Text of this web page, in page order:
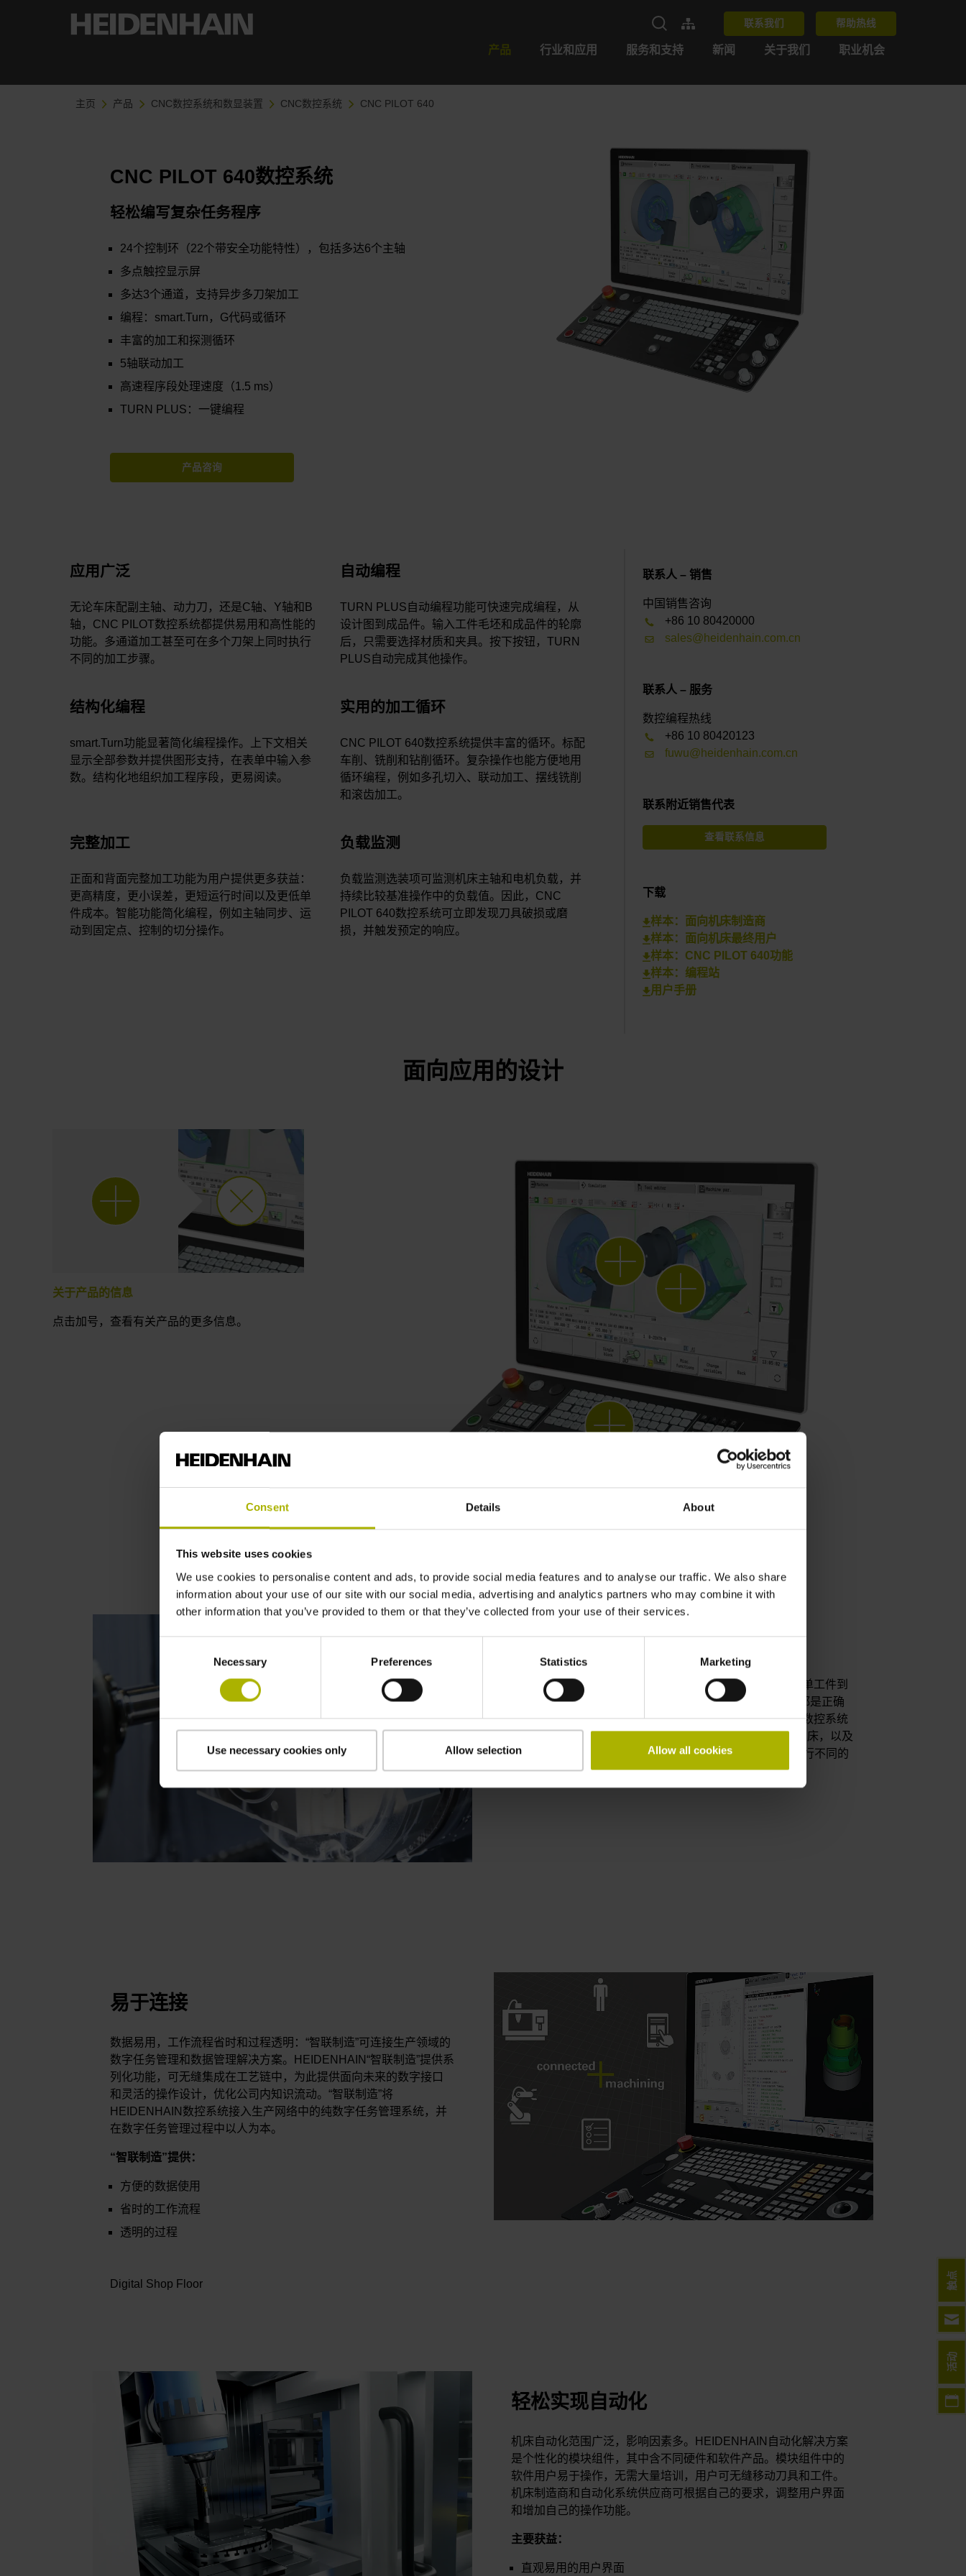
Consent Details About
This website uses cookies
We use cookies to personalise content and ads, to provide social media features and to analyse our traffic. We also share
information about your use of our site with our social media, advertising and analytics partners who may combine it with
other information that you’ve provided to them or that they’ve collected from your use of their services.
Necessary Preferences Statistics Marketing
Use necessary cookies only Allow selection Allow all cookies
联系我们 帮助热线
产品 行业和应用 服务和支持 新闻 关于我们 职业机会
主页 产品 CNC数控系统和数显装置 CNC数控系统 CNC PILOT 640
CNC PILOT 640数控系统
轻松编写复杂任务程序
24个控制环（22个带安全功能特性），包括多达6个主轴
多点触控显示屏
多达3个通道，支持异步多刀架加工
编程：smart.Turn，G代码或循环
丰富的加工和探测循环
5轴联动加工
高速程序段处理速度（1.5 ms）
TURN PLUS：一键编程
产品咨询
应用广泛
无论车床配副主轴、动力刀，还是C轴、Y轴和B
轴，CNC PILOT数控系统都提供易用和高性能的
功能。多通道加工甚至可在多个刀架上同时执行
不同的加工步骤。
自动编程
TURN PLUS自动编程功能可快速完成编程，从
设计图到成品件。输入工件毛坯和成品件的轮廓
后，只需要选择材质和夹具。按下按钮，TURN
PLUS自动完成其他操作。
结构化编程
smart.Turn功能显著简化编程操作。上下文相关
显示全部参数并提供图形支持，在表单中输入参
数。结构化地组织加工程序段，更易阅读。
实用的加工循环
CNC PILOT 640数控系统提供丰富的循环。标配
车削、铣削和钻削循环。复杂操作也能方便地用
循环编程，例如多孔切入、联动加工、摆线铣削
和滚齿加工。
完整加工
正面和背面完整加工功能为用户提供更多获益：
更高精度，更小误差，更短运行时间以及更低单
件成本。智能功能简化编程，例如主轴同步、运
动到固定点、控制的切分操作。
负载监测
负载监测选装项可监测机床主轴和电机负载，并
持续比较基准操作中的负载值。因此，CNC
PILOT 640数控系统可立即发现刀具破损或磨
损，并触发预定的响应。
联系人 – 销售
中国销售咨询
+86 10 80420000
sales@heidenhain.com.cn
联系人 – 服务
数控编程热线
+86 10 80420123
fuwu@heidenhain.com.cn
联系附近销售代表
查看联系信息
下载
样本：面向机床制造商
样本：面向机床最终用户
样本：CNC PILOT 640功能
样本：编程站
用户手册
面向应用的设计
关于产品的信息
点击加号，查看有关产品的更多信息。
CNC PILOT 640数控系统提供丰富的编程功能，无论从简单工件到
复杂工件以及从单件生产到批量生产应用，这款数控系统都是正确
的选择。实用的操作功能仅需少量培训。CNC PILOT 640数控系统
支持配主轴、副主轴、C轴、可定位主轴和动力刀具轴的车床，以及
配Y轴和B轴的车床。在多通道加工中，多个刀架可同时执行不同的
加工步骤。
易于连接
数据易用，工作流程省时和过程透明：“智联制造”可连接生产领域的
数字任务管理和数据管理解决方案。HEIDENHAIN“智联制造”提供系
列化功能，可无缝集成在工艺链中，为此提供面向未来的数字接口
和灵活的操作设计，优化公司内知识流动。“智联制造”将
HEIDENHAIN数控系统接入生产网络中的纯数字任务管理系统，并
在数字任务管理过程中以人为本。
“智联制造”提供：
方便的数据使用
省时的工作流程
透明的过程
Digital Shop Floor
轻松实现自动化
机床自动化范围广泛，影响因素多。HEIDENHAIN自动化解决方案
是个性化的模块组件，其中含不同硬件和软件产品。模块组件中的
软件用户易于操作，无需大量培训，用户可无缝移动刀具和工件。
机床制造商和自动化系统供应商可根据自己的要求，调整用户界面
和增加自己的操作功能。
主要获益：
直观易用的用户界面
活动
触点